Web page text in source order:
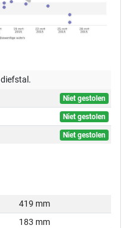
diefstal.
Niet gestolen
Niet gestolen
Niet gestolen
419 mm
183 mm